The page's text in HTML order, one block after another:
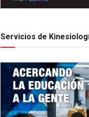
Servicios de